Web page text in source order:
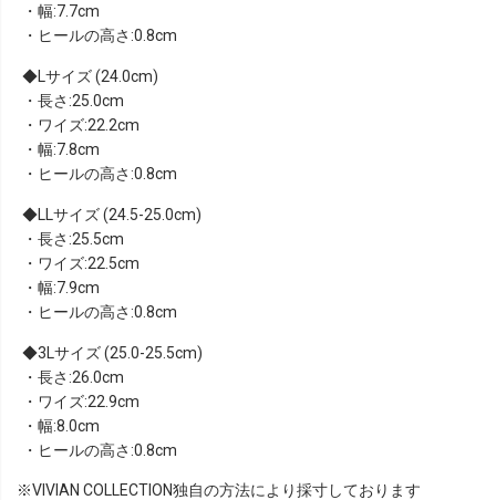
・幅:7.7cm
・ヒールの高さ:0.8cm
Lサイズ (24.0cm)
・長さ:25.0cm
・ワイズ:22.2cm
・幅:7.8cm
・ヒールの高さ:0.8cm
LLサイズ (24.5-25.0cm)
・長さ:25.5cm
・ワイズ:22.5cm
・幅:7.9cm
・ヒールの高さ:0.8cm
3Lサイズ (25.0-25.5cm)
・長さ:26.0cm
・ワイズ:22.9cm
・幅:8.0cm
・ヒールの高さ:0.8cm
※VIVIAN COLLECTION独自の方法により採寸しております